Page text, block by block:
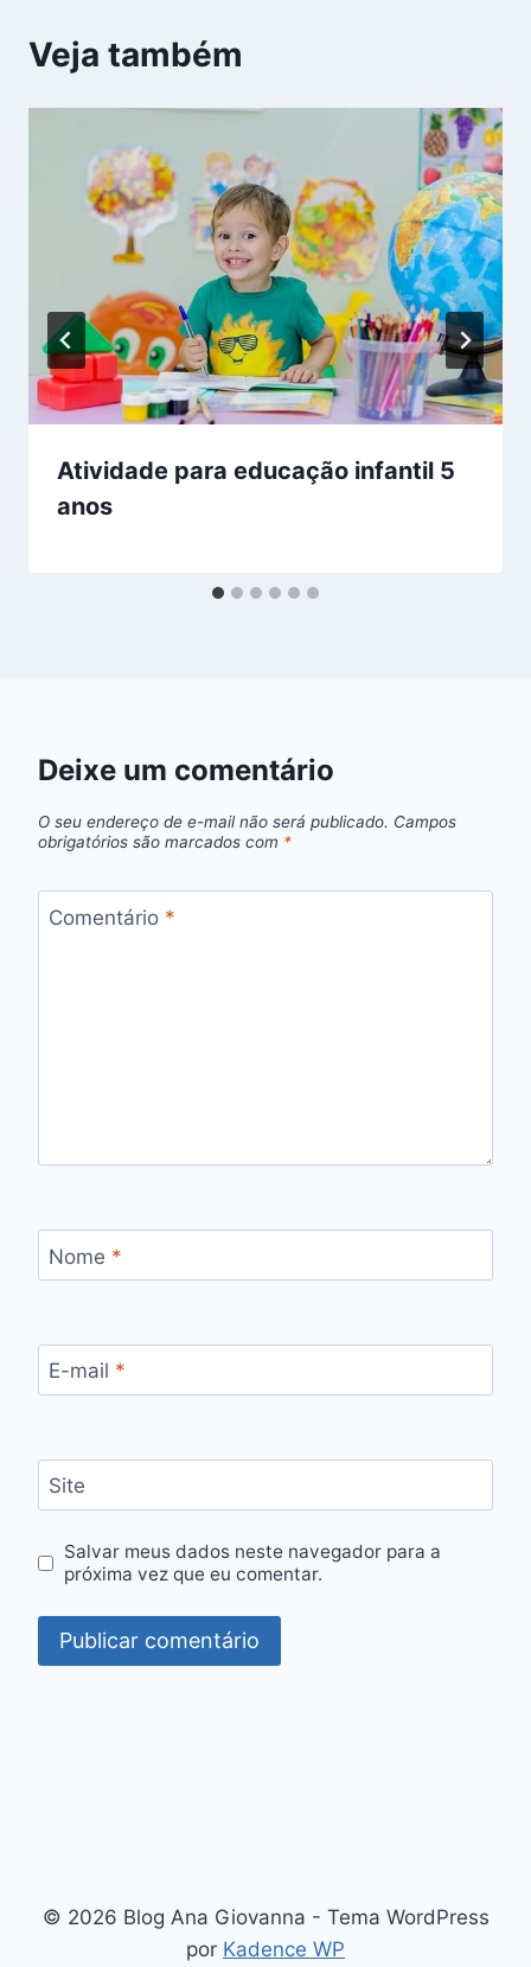
Veja também
Atividade para educação infantil 5
anos
Deixe um comentário
O seu endereço de e-mail não será publicado. Campos
obrigatórios são marcados com *
Comentário *
Nome *
E-mail *
Site
Salvar meus dados neste navegador para a
próxima vez que eu comentar.
© 2026 Blog Ana Giovanna - Tema WordPress
por Kadence WP